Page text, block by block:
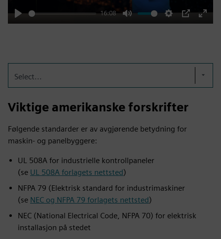
Play
16:08
Mute Settings
PIP
Enter
Select...
Viktige amerikanske forskrifter
Følgende standarder er av avgjørende betydning for
maskin- og panelbyggere:
UL 508A for industrielle kontrollpaneler
(se UL 508A forlagets nettsted)
NFPA 79 (Elektrisk standard for industrimaskiner
(se NEC og NFPA 79 forlagets nettsted)
NEC (National Electrical Code, NFPA 70) for elektrisk
installasjon på stedet